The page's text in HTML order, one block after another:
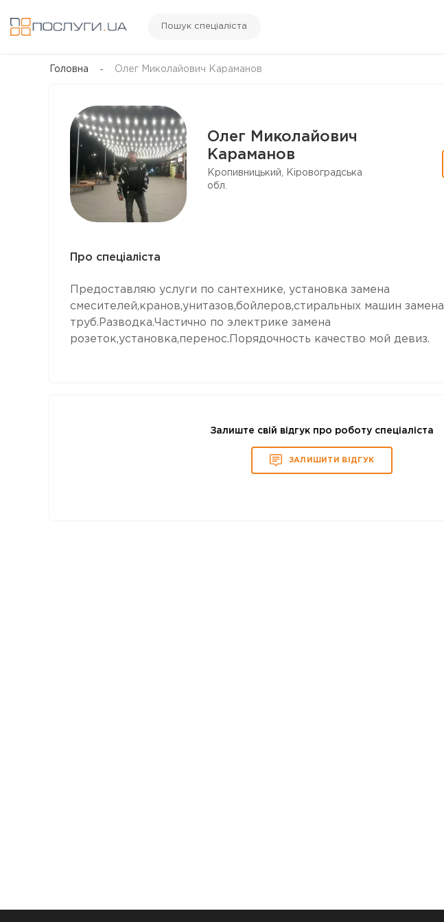
Пошук спеціаліста
Головна Олег Миколайович Караманов
Олег Миколайович
Караманов
Кропивницький, Кіровоградська
обл.
Про спеціаліста
Предоставляю услуги по сантехнике, установка замена
смесителей,кранов,унитазов,бойлеров,стиральных машин замена
труб.Разводка.Частично по электрике замена
розеток,установка,перенос.Порядочность качество мой девиз.
Залиште свій відгук про роботу спеціаліста
ЗАЛИШИТИ ВІДГУК